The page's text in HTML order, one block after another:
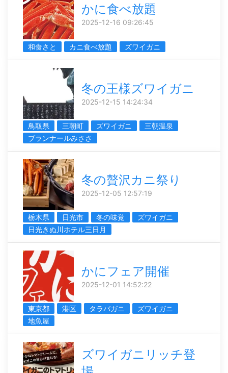
かに食べ放題
2025-12-16 09:26:45
和食さと カニ食べ放題 ズワイガニ
冬の王様ズワイガニ
2025-12-15 14:24:34
鳥取県 三朝町 ズワイガニ
三朝温泉
ブランナールみささ
冬の贅沢カニ祭り
2025-12-05 12:57:19
栃木県 日光市 冬の味覚
ズワイガニ
日光きぬ川ホテル三日月
かにフェア開催
2025-12-01 14:52:22
東京都 港区 タラバガニ
ズワイガニ
地魚屋
ズワイガニリッチ登